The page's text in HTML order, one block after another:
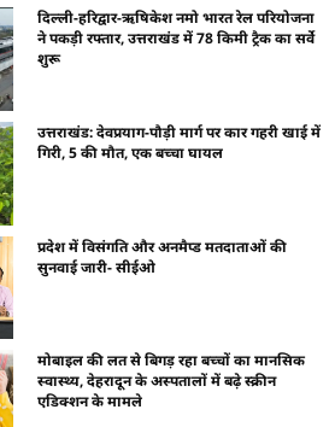
दिल्ली-हरिद्वार-ऋषिकेश नमो भारत रेल परियोजना
ने पकड़ी रफ्तार, उत्तराखंड में 78 किमी ट्रैक का सर्वे
शुरू
उत्तराखंड: देवप्रयाग-पौड़ी मार्ग पर कार गहरी खाई में
गिरी, 5 की मौत, एक बच्चा घायल
प्रदेश में विसंगति और अनमैप्ड मतदाताओं की
सुनवाई जारी- सीईओ
मोबाइल की लत से बिगड़ रहा बच्चों का मानसिक
स्वास्थ्य, देहरादून के अस्पतालों में बढ़े स्क्रीन
एडिक्शन के मामले